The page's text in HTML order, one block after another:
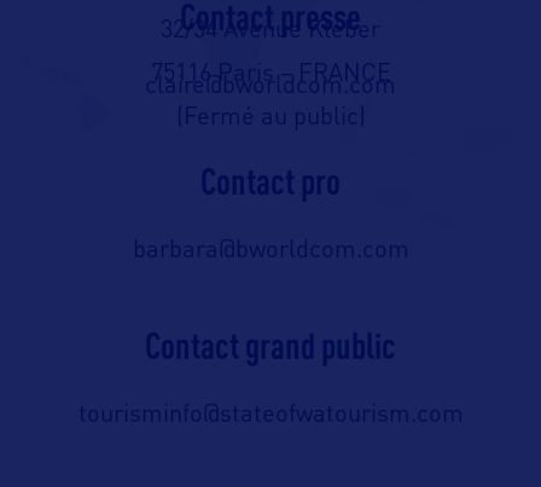
32/34 Avenue Kléber
75116 Paris – FRANCE
(Fermé au public)
Contact presse
claire@bworldcom.com
Contact pro
barbara@bworldcom.com
Contact grand public
tourisminfo@stateofwatourism.com